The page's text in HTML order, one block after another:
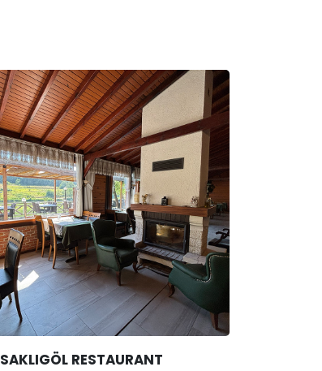
SAKLIGÖL RESTAURANT